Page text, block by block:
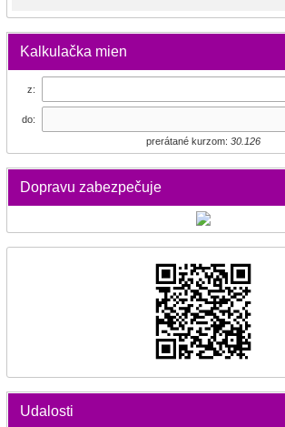
Kalkulačka mien
z:
do:
prerátané kurzom: 30.126
Dopravu zabezpečuje
Udalosti